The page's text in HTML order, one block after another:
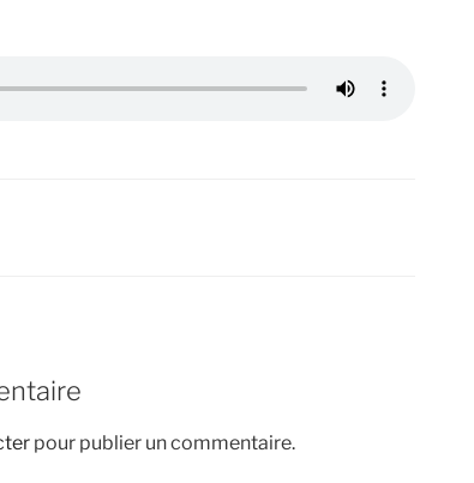
pour publier un commentaire.